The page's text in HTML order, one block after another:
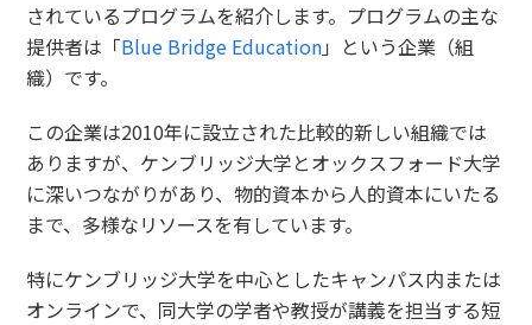
されているプログラムを紹介します。プログラムの主な
提供者は「Blue Bridge Education」という企業（組
織）です。
この企業は2010年に設立された比較的新しい組織では
ありますが、ケンブリッジ大学とオックスフォード大学
に深いつながりがあり、物的資本から人的資本にいたる
まで、多様なリソースを有しています。
特にケンブリッジ大学を中心としたキャンパス内または
オンラインで、同大学の学者や教授が講義を担当する短